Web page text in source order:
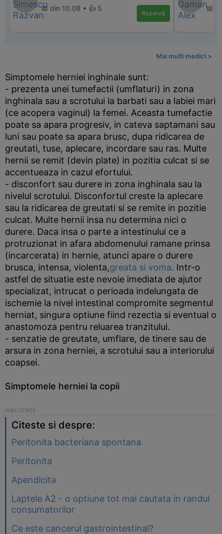
📅 din 10.08 • 👍 5
Rezervă
📅
Mai multi medici >
Simptomele herniei inghinale sunt:
- prezenta unei tumefactii (umflaturi) in zona
inghinala sau a scrotului la barbati sau a labiei mari
(ce acopera vaginul) la femei. Aceasta tumefactie
poate sa apara progresiv, in cateva saptamani sau
luni sau poate sa apara brusc, dupa ridicarea de
greutati, tuse, aplecare, incordare sau ras. Multe
hernii se remit (devin plate) in pozitia culcat si se
accentueaza in cazul efortului.
- disconfort sau durere in zona inghinala sau la
nivelul scrotului. Disconfortul creste la aplecare
sau la ridicarea de greutati si se remite in pozitie
culcat. Multe hernii insa nu determina nici o
durere. Daca insa o parte a intestinului ce a
protruzionat in afara abdomenului ramane prinsa
(incarcerata) in hernie, atunci apare o durere
brusca, intensa, violenta,greata si voma. Intr-o
astfel de situatie este nevoie imediata de ajutor
specializat, intrucat o perioada indelungata de
ischemie la nivel intestinal compromite segmentul
herniat, singura optiune fiind rezectia si eventual o
anastomoza pentru reluarea tranzitului.
- senzatie de greutate, umflare, de tinere sau de
arsura in zona herniei, a scrotului sau a interiorului
coapsei.
Simptomele herniei la copii
Citeste si despre:
Peritonita bacteriana spontana
Peritonita
Apendicita
Laptele A2 - o optiune tot mai cautata in randul
consumatorilor
Ce este cancerul gastrointestinal?